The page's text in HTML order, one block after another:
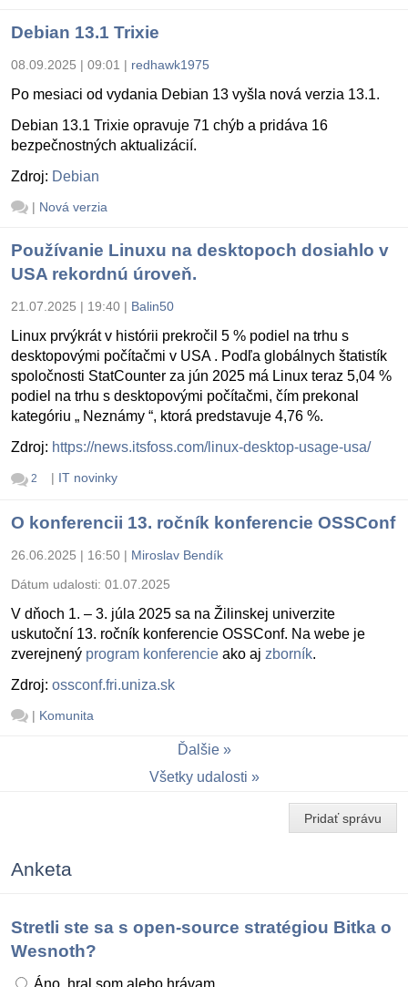
Debian 13.1 Trixie
08.09.2025 | 09:01 | redhawk1975
Po mesiaci od vydania Debian 13 vyšla nová verzia 13.1.
Debian 13.1 Trixie opravuje 71 chýb a pridáva 16
bezpečnostných aktualizácií.
Zdroj: Debian
| Nová verzia
Používanie Linuxu na desktopoch dosiahlo v
USA rekordnú úroveň.
21.07.2025 | 19:40 | Balin50
Linux prvýkrát v histórii prekročil 5 % podiel na trhu s
desktopovými počítačmi v USA . Podľa globálnych štatistík
spoločnosti StatCounter za jún 2025 má Linux teraz 5,04 %
podiel na trhu s desktopovými počítačmi, čím prekonal
kategóriu „ Neznámy “, ktorá predstavuje 4,76 %.
Zdroj: https://news.itsfoss.com/linux-desktop-usage-usa/
2 | IT novinky
O konferencii 13. ročník konferencie OSSConf
26.06.2025 | 16:50 | Miroslav Bendík
Dátum udalosti: 01.07.2025
V dňoch 1. – 3. júla 2025 sa na Žilinskej univerzite
uskutoční 13. ročník konferencie OSSConf. Na webe je
zverejnený program konferencie ako aj zborník.
Zdroj: ossconf.fri.uniza.sk
| Komunita
Ďalšie
Všetky udalosti
Pridať správu
Anketa
Stretli ste sa s open-source stratégiou Bitka o
Wesnoth?